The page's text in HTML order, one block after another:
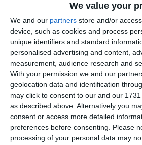
We value your
We and our partners store and/or
device, such as cookies and process
unique identifiers and standard
personalised advertising and content,
measurement, audience research and
With your permission we and our
geolocation data and identification
may click to consent to our and our 1731
as described above. Alternatively you
consent or access more detailed
preferences before consenting. Please
processing of your personal data may
Primăria Constanţa, pe data de 19
de urbanism. Este vorba despre
4331 - „Construire imobil locuinţe cu
S+DM+P+4E, cu parcaje la subsol
spaţii comerciale)“, pentru investiţia
Atelierelor nr. 8 - 8 Bis - 10. Al doilea
- nr. 4332 - constă în „Construire
apart- hotel cu spaţii comerciale la
şi organizarea execuţiei lucrărilor“,
realizată pe strada Griviţei nr. 40.